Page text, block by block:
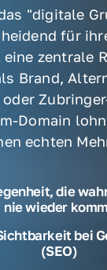
"digitale
für
zentrale
Brand,
Domain
echten
die
nie wieder
bei
(SEO)